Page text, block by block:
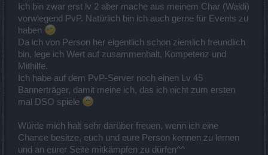
Ich bin zwar erst lv 2 aber mache aus meinem Char (Waldi)
vorwiegend PvP. Natürlich bin ich auch gerne für Events zu
haben
Da ich von Person her eigentlich schon ziemlich freundlich
bin, lege ich Wert auf zusammenhalt, Kompetenz und
Mithilfe.
Ich habe auf dem PvP-Server noch einen Lv 45
Bannerträger, damit meine ich, das ich nicht zum ersten
mal DSO spiele
Würde mich halt sehr darüber freuen, wenn ich eine
Chance besitze, euch und eure Person kennen zu lernen
und an eurer Seite mitkämpfen zu dürfen^^